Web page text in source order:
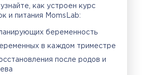
как устроен курс
и питания MomsLab:
беременность
в каждом триместре
после родов и